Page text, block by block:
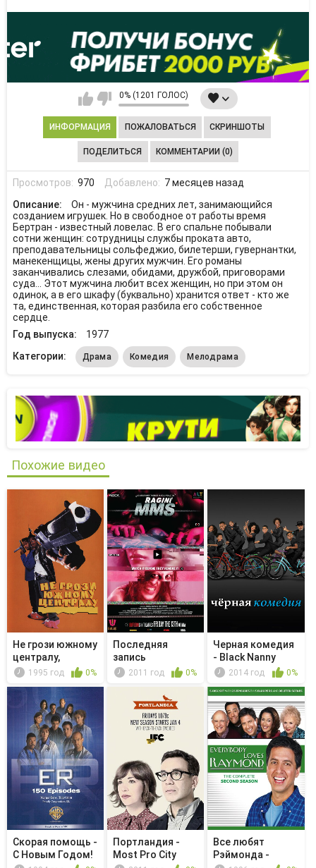
0% (1201 ГОЛОС)
ИНФОРМАЦИЯ ПОЖАЛОВАТЬСЯ СКРИНШОТЫ
ПОДЕЛИТЬСЯ КОММЕНТАРИИ (0)
Просмотров: 970 Добавлено: 7 месяцев назад
Описание:
Он - мужчина средних лет, занимающийся
созданием игрушек. Но в свободное от работы время
Бертран - известный ловелас. В его спальне побывали
сотни женщин: сотрудницы службы проката авто,
преподавательницы сольфеджио, билетерши, гувернантки,
манекенщицы, жены других мужчин. Его романы
заканчивались слезами, обидами, дружбой, приговорами
суда... Этот мужчина любит всех женщин, но при этом он
одинок, а в его шкафу (буквально) хранится ответ - кто же
та, единственная, которая разбила его собственное
сердце.
Год выпуска:
1977
Категории:
Драма Комедия Мелодрама
Похожие видео
Не грози южному
централу,
попивая сок...
1995 год 0%
Последняя
запись
2011 год 0%
Черная комедия
- Black Nanny
2014 год 0%
Скорая помощь -
С Новым Годом!
Портландия -
Most Pro City
Все любят
Рэймонда -